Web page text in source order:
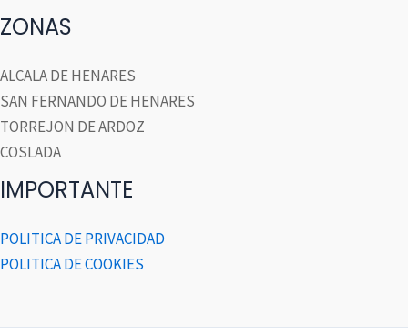
ZONAS
ALCALA DE HENARES
SAN FERNANDO DE HENARES
TORREJON DE ARDOZ
COSLADA
IMPORTANTE
POLITICA DE PRIVACIDAD
POLITICA DE COOKIES